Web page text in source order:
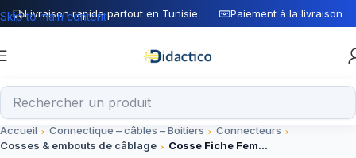
Livraison rapide partout en Tunisie Paiement à la livraison
Skip to main content
Accueil Connectique – câbles – Boitiers
Connecteurs
Cosses & embouts de câblage
Cosse Fiche Femelle Jaune FDD5-250, connecteur électrique 250V 10A